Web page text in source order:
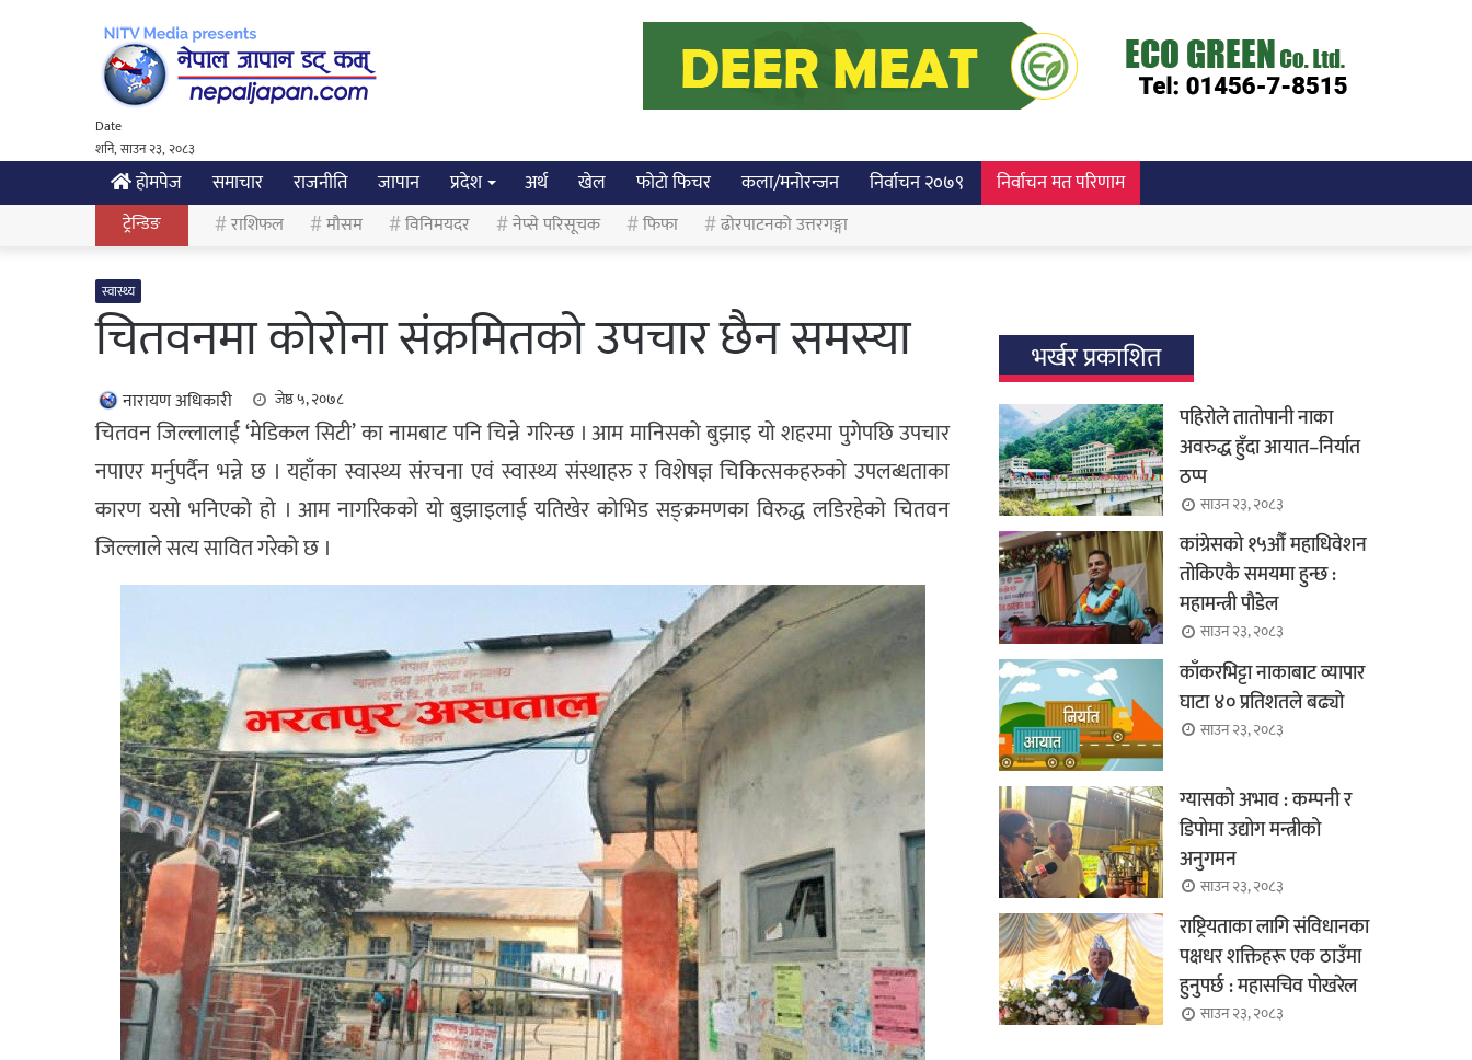
Date
शनि, साउन २३, २०८३
होमपेज समाचार राजनीति जापान प्रदेश अर्थ खेल फोटो फिचर कला/मनोरन्जन निर्वाचन २०७९ निर्वाचन मत परिणाम
ट्रेन्डिङ राशिफल मौसम विनिमयदर नेप्से परिसूचक फिफा ढोरपाटनको उत्तरगङ्गा
स्वास्थ्य
चितवनमा कोरोना संक्रमितको उपचार छैन समस्या
नारायण अधिकारी जेष्ठ ५, २०७८
चितवन जिल्लालाई ‘मेडिकल सिटी’ का नामबाट पनि चिन्ने गरिन्छ । आम मानिसको बुझाइ यो शहरमा पुगेपछि उपचार
नपाएर मर्नुपर्दैन भन्ने छ । यहाँका स्वास्थ्य संरचना एवं स्वास्थ्य संस्थाहरु र विशेषज्ञ चिकित्सकहरुको उपलब्धताका
कारण यसो भनिएको हो । आम नागरिकको यो बुझाइलाई यतिखेर कोभिड सङ्क्रमणका विरुद्ध लडिरहेको चितवन
जिल्लाले सत्य सावित गरेको छ ।
भर्खर प्रकाशित
पहिरोले तातोपानी नाका
अवरुद्ध हुँदा आयात–निर्यात
ठप्प
साउन २३, २०८३
कांग्रेसको १५औँ महाधिवेशन
तोकिएकै समयमा हुन्छ :
महामन्त्री पौडेल
साउन २३, २०८३
काँकरभिट्टा नाकाबाट व्यापार
घाटा ४० प्रतिशतले बढ्यो
साउन २३, २०८३
ग्यासको अभाव : कम्पनी र
डिपोमा उद्योग मन्त्रीको
अनुगमन
साउन २३, २०८३
राष्ट्रियताका लागि संविधानका
पक्षधर शक्तिहरू एक ठाउँमा
हुनुपर्छ : महासचिव पोखरेल
साउन २३, २०८३